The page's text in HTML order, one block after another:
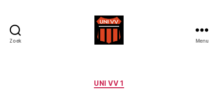
Zoek Menu
Categorieën
UNI VV 1